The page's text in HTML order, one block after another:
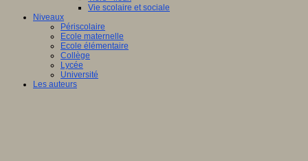
Vie scolaire et sociale
Niveaux
Périscolaire
Ecole maternelle
Ecole élémentaire
Collège
Lycée
Université
Les auteurs